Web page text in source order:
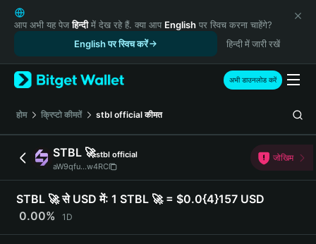
English
日本語
Русский
Español (Latinoamérica)
Türkçe
Italiano
简体中文
繁體中文
Português (Portugal)
Bahasa Indonesia
आप अभी यह पेजहिन्दीमें देख रहे हैं. क्या आप English पर स्विच करना चाहेंगे?
English पर स्विच करें
हिन्दी में जारी रखें
अभी डाउनलोड करें
होम क्रिप्टो कीमतें stbl official कीमत
STBL 🚀stbl official
aW9qfu...w4RC
जोखिम
STBL 🚀 से USD में: 1 STBL 🚀 = $0.0{4}157 USD
0.00%
1D